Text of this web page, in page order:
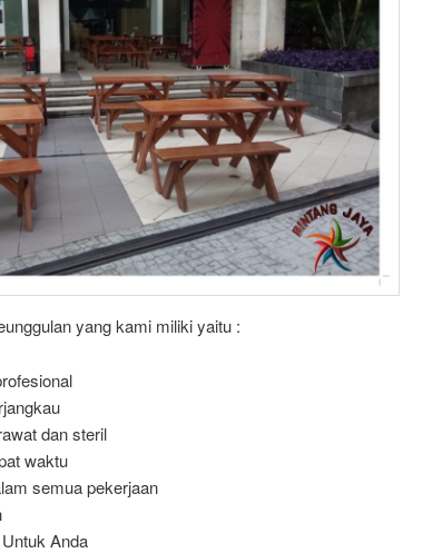
yang kami miliki yaitu :
dan steril
waktu
semua pekerjaan
Anda